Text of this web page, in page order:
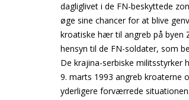
dagliglivet i de FN-beskyttede
øge sine chancer for at blive
kroatiske hær til angreb på byen
hensyn til de FN-soldater, som
De krajina-serbiske militsstyrker
9. marts 1993 angreb kroaterne
yderligere forværrede